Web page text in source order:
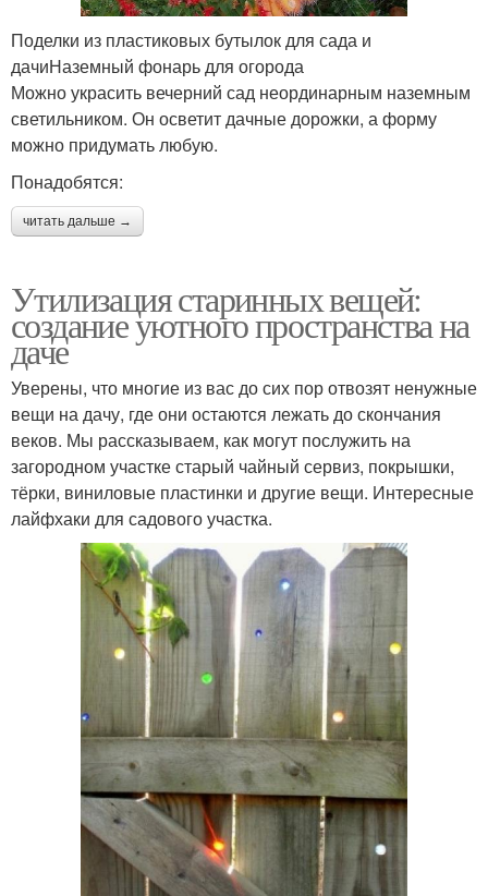
Поделки из пластиковых бутылок для сада и
дачиНаземный фонарь для огорода
Можно украсить вечерний сад неординарным наземным
светильником. Он осветит дачные дорожки, а форму
можно придумать любую.
Понадобятся:
читать дальше →
Утилизация старинных вещей:
создание уютного пространства на
даче
Уверены, что многие из вас до сих пор отвозят ненужные
вещи на дачу, где они остаются лежать до скончания
веков. Мы рассказываем, как могут послужить на
загородном участке старый чайный сервиз, покрышки,
тёрки, виниловые пластинки и другие вещи. Интересные
лайфхаки для садового участка.